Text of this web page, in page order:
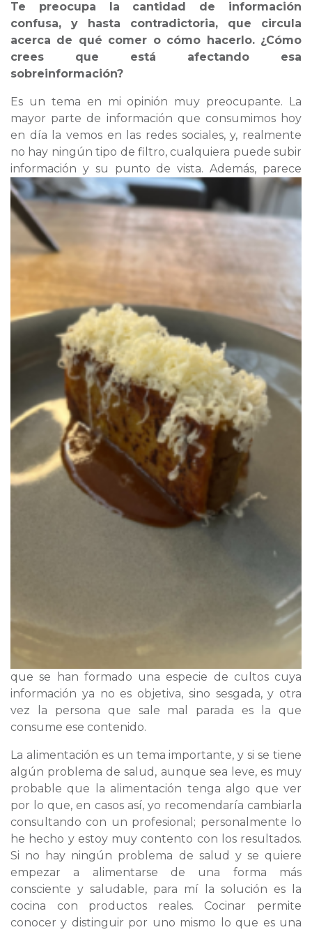
Te preocupa la cantidad de información
confusa, y hasta contradictoria, que circula
acerca de qué comer o cómo hacerlo. ¿Cómo
crees que está afectando esa
sobreinformación?
Es un tema en mi opinión muy preocupante. La
mayor parte de información que consumimos hoy
en día la vemos en las redes sociales, y, realmente
no hay ningún tipo de filtro, cualquiera puede subir
información y su punto de vista. Además, parece
que se han formado una especie de cultos cuya
información ya no es objetiva, sino sesgada, y otra
vez la persona que sale mal parada es la que
consume ese contenido.
La alimentación es un tema importante, y si se tiene
algún problema de salud, aunque sea leve, es muy
probable que la alimentación tenga algo que ver
por lo que, en casos así, yo recomendaría cambiarla
consultando con un profesional; personalmente lo
he hecho y estoy muy contento con los resultados.
Si no hay ningún problema de salud y se quiere
empezar a alimentarse de una forma más
consciente y saludable, para mí la solución es la
cocina con productos reales. Cocinar permite
conocer y distinguir por uno mismo lo que es una